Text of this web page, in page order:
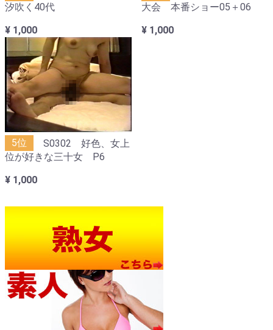
汐吹く40代
¥ 1,000
大会 本番ショー05＋06
¥ 1,000
5位
S0302 好色、女上
位が好きな三十女 P6
¥ 1,000